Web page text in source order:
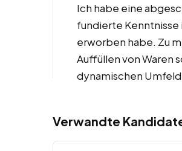
Ich habe eine
fundierte Kenntnisse
erworben habe. Zu
Auffüllen von Waren
dynamischen
Verwandte